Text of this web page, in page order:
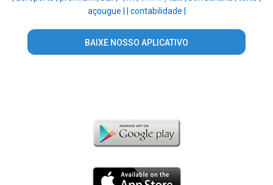
açougue | | contabilidade |
BAIXE NOSSO APLICATIVO